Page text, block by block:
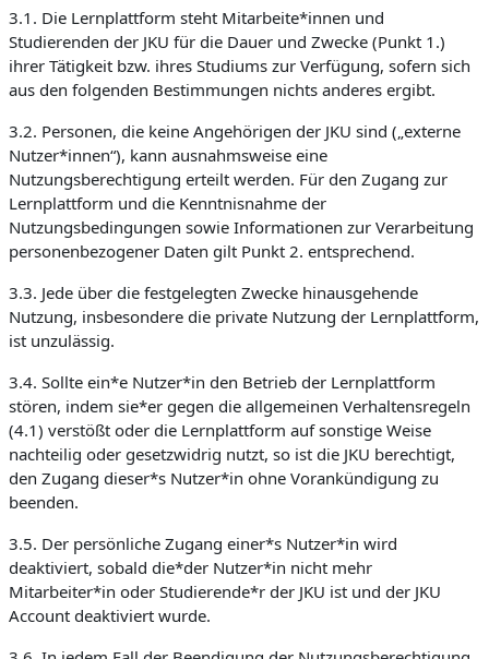
3.1. Die Lernplattform steht Mitarbeite*innen und
Studierenden der JKU für die Dauer und Zwecke (Punkt 1.)
ihrer Tätigkeit bzw. ihres Studiums zur Verfügung, sofern sich
aus den folgenden Bestimmungen nichts anderes ergibt.
3.2. Personen, die keine Angehörigen der JKU sind („externe
Nutzer*innen“), kann ausnahmsweise eine
Nutzungsberechtigung erteilt werden. Für den Zugang zur
Lernplattform und die Kenntnisnahme der
Nutzungsbedingungen sowie Informationen zur Verarbeitung
personenbezogener Daten gilt Punkt 2. entsprechend.
3.3. Jede über die festgelegten Zwecke hinausgehende
Nutzung, insbesondere die private Nutzung der Lernplattform,
ist unzulässig.
3.4. Sollte ein*e Nutzer*in den Betrieb der Lernplattform
stören, indem sie*er gegen die allgemeinen Verhaltensregeln
(4.1) verstößt oder die Lernplattform auf sonstige Weise
nachteilig oder gesetzwidrig nutzt, so ist die JKU berechtigt,
den Zugang dieser*s Nutzer*in ohne Vorankündigung zu
beenden.
3.5. Der persönliche Zugang einer*s Nutzer*in wird
deaktiviert, sobald die*der Nutzer*in nicht mehr
Mitarbeiter*in oder Studierende*r der JKU ist und der JKU
Account deaktiviert wurde.